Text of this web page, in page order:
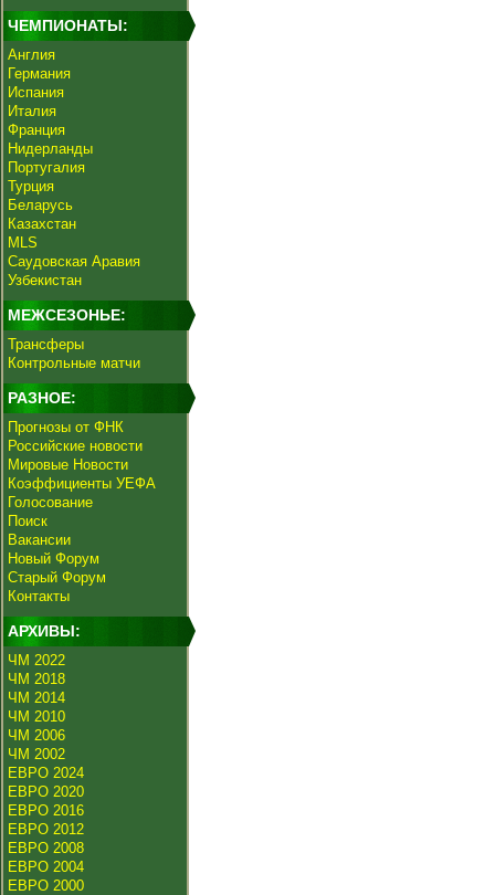
ЧЕМПИОНАТЫ:
Англия
Германия
Испания
Италия
Франция
Нидерланды
Португалия
Турция
Беларусь
Казахстан
MLS
Саудовская Аравия
Узбекистан
МЕЖСЕЗОНЬЕ:
Трансферы
Контрольные матчи
РАЗНОЕ:
Прогнозы от ФНК
Российские новости
Мировые Новости
Коэффициенты УЕФА
Голосование
Поиск
Вакансии
Новый Форум
Старый Форум
Контакты
АРХИВЫ:
ЧМ 2022
ЧМ 2018
ЧМ 2014
ЧМ 2010
ЧМ 2006
ЧМ 2002
ЕВРО 2024
ЕВРО 2020
ЕВРО 2016
ЕВРО 2012
ЕВРО 2008
ЕВРО 2004
ЕВРО 2000